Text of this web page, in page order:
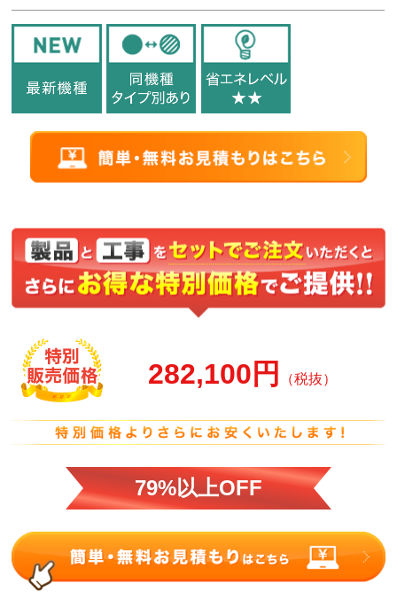
282,100円 （税抜）
79%以上OFF